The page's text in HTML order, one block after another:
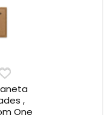
,
One